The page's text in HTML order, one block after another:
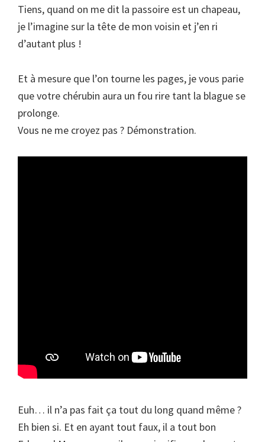
Tiens, quand on me dit la passoire est un chapeau,
je l’imagine sur la tête de mon voisin et j’en ri
d’autant plus !
Et à mesure que l’on tourne les pages, je vous parie
que votre chérubin aura un fou rire tant la blague se
prolonge.
Vous ne me croyez pas ? Démonstration.
Euh… il n’a pas fait ça tout du long quand même ?
Eh bien si. Et en ayant tout faux, il a tout bon